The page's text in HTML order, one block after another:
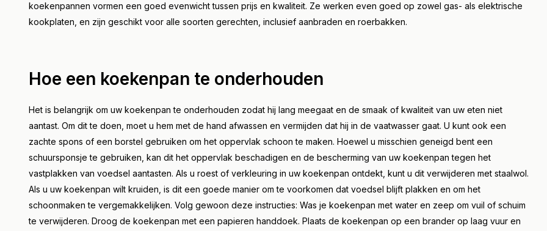
koekenpannen vormen een goed evenwicht tussen prijs en kwaliteit. Ze werken even goed op zowel gas- als elektrische
kookplaten, en zijn geschikt voor alle soorten gerechten, inclusief aanbraden en roerbakken.
Hoe een koekenpan te onderhouden
Het is belangrijk om uw koekenpan te onderhouden zodat hij lang meegaat en de smaak of kwaliteit van uw eten niet
aantast. Om dit te doen, moet u hem met de hand afwassen en vermijden dat hij in de vaatwasser gaat. U kunt ook een
zachte spons of een borstel gebruiken om het oppervlak schoon te maken. Hoewel u misschien geneigd bent een
schuursponsje te gebruiken, kan dit het oppervlak beschadigen en de bescherming van uw koekenpan tegen het
vastplakken van voedsel aantasten. Als u roest of verkleuring in uw koekenpan ontdekt, kunt u dit verwijderen met staalwol.
Als u uw koekenpan wilt kruiden, is dit een goede manier om te voorkomen dat voedsel blijft plakken en om het
schoonmaken te vergemakkelijken. Volg gewoon deze instructies: Was je koekenpan met water en zeep om vuil of schuim
te verwijderen. Droog de koekenpan met een papieren handdoek. Plaats de koekenpan op een brander op laag vuur en